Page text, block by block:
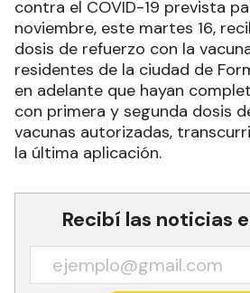
contra el COVID-19 prevista
noviembre, este martes 16,
dosis de refuerzo con la
residentes de la ciudad de
en adelante que hayan
con primera y segunda dosis
vacunas autorizadas,
la última aplicación.
Recibí las noticias